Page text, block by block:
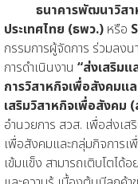
ธนาคารพัฒนาวิส
ประเทศไทย (ธพว.) หรือ
กรรมการผู้จัดการ ร่วมลง
การดำเนินงาน “ส่งเสริม
การวิสาหกิจเพื่อสังคมแ
เสริมวิสาหกิจเพื่อสังคม
อำนวยการ สวส. เพื่อส่งเ
เพื่อสังคมและกลุ่มกิจการเ
เข้มแข็ง สามารถเติบโตได้